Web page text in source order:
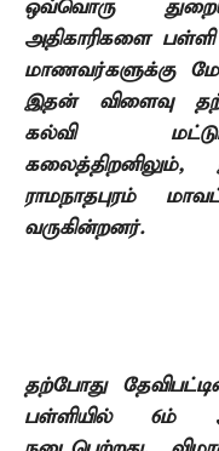
ஒவ்வொரு
அதிகாரிகளை
மாணவர்களுக்கு
இதன் விளைவு
கல்வி
கலைத்திறனிலும்,
ராமநாதபுரம்
வருகின்றனர்.
தற்போது
பள்ளியில் 6ம்